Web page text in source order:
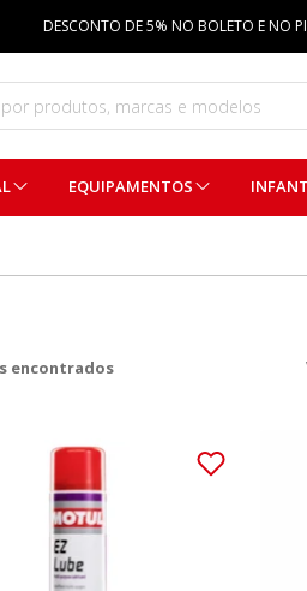
DESCONTO DE 5% NO BOLETO E NO
EQUIPAMENTOS
encontrados